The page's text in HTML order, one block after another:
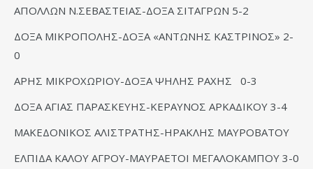
ΑΠΟΛΛΩΝ Ν.ΣΕΒΑΣΤΕΙΑΣ-ΔΟΞΑ ΣΙΤΑΓΡΩΝ 5-2
ΔΟΞΑ ΜΙΚΡΟΠΟΛΗΣ-ΔΟΞΑ «ΑΝΤΩΝΗΣ ΚΑΣΤΡΙΝΟΣ» 2-
0
ΑΡΗΣ ΜΙΚΡΟΧΩΡΙΟΥ-ΔΟΞΑ ΨΗΛΗΣ ΡΑΧΗΣ 0-3
ΔΟΞΑ ΑΓΙΑΣ ΠΑΡΑΣΚΕΥΗΣ-ΚΕΡΑΥΝΟΣ ΑΡΚΑΔΙΚΟΥ 3-4
ΜΑΚΕΔΟΝΙΚΟΣ ΑΛΙΣΤΡΑΤΗΣ-ΗΡΑΚΛΗΣ ΜΑΥΡΟΒΑΤΟΥ
ΕΛΠΙΔΑ ΚΑΛΟΥ ΑΓΡΟΥ-ΜΑΥΡΑΕΤΟΙ ΜΕΓΑΛΟΚΑΜΠΟΥ 3-0